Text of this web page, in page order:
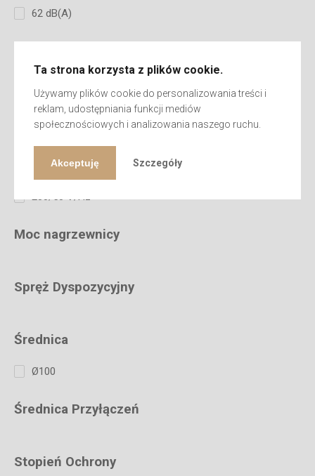
62 dB(A)
Ozonator
Napiecie zasilania
Moc nagrzewnicy
Spręż Dyspozycyjny
Średnica
Ø100
Średnica Przyłączeń
Stopień Ochrony
Ta strona korzysta z plików cookie.
Używamy plików cookie do personalizowania treści i
reklam, udostępniania funkcji mediów
społecznościowych i analizowania naszego ruchu.
Akceptuję Szczegóły